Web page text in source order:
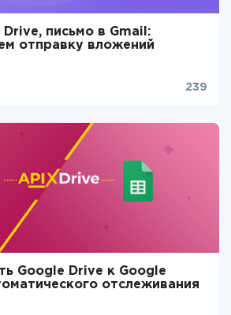
письмо в Gmail:
отправку вложений
239
Google Drive к Google
отслеживания